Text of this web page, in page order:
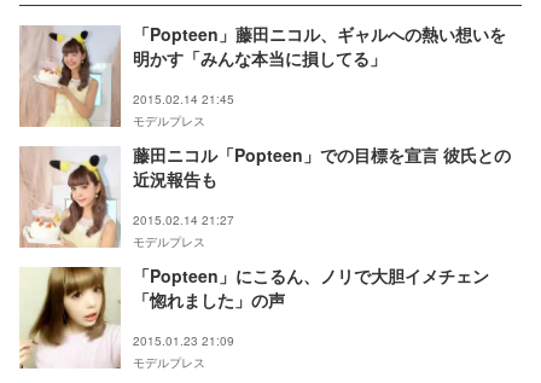
「Popteen」藤田ニコル、ギャルへの熱い想いを
明かす「みんな本当に損してる」
2015.02.14 21:45
モデルプレス
藤田ニコル「Popteen」での目標を宣言 彼氏との
近況報告も
2015.02.14 21:27
モデルプレス
「Popteen」にこるん、ノリで大胆イメチェン
「惚れました」の声
2015.01.23 21:09
モデルプレス